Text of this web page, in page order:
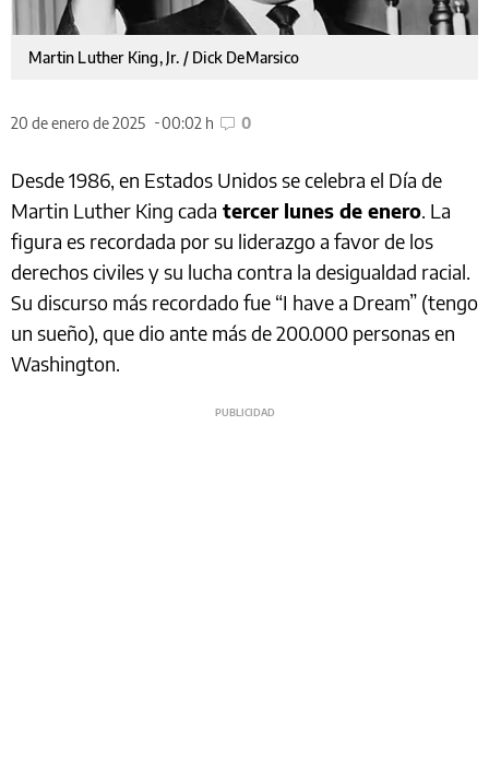
Martin Luther King, Jr. / Dick DeMarsico
20 de enero de 2025 00:02 h 0
Desde 1986, en Estados Unidos se celebra el Día de
Martin Luther King cada tercer lunes de enero. La
figura es recordada por su liderazgo a favor de los
derechos civiles y su lucha contra la desigualdad racial.
Su discurso más recordado fue “I have a Dream” (tengo
un sueño), que dio ante más de 200.000 personas en
Washington.